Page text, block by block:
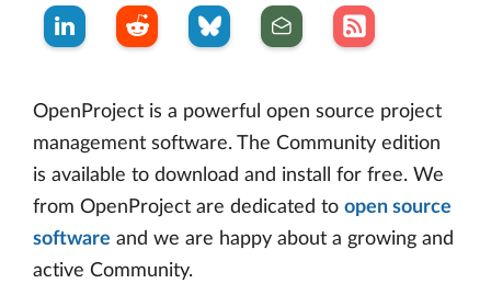
OpenProject is a powerful open source project
management software. The Community edition
is available to download and install for free. We
from OpenProject are dedicated to open source
software and we are happy about a growing and
active Community.